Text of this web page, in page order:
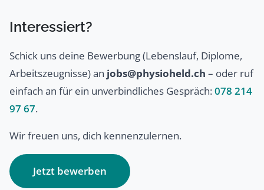
Interessiert?
Schick uns deine Bewerbung (Lebenslauf, Diplome,
Arbeitszeugnisse) an jobs@physioheld.ch – oder ruf
einfach an für ein unverbindliches Gespräch:078 214
97 67.
Wir freuen uns, dich kennenzulernen.
Jetzt bewerben